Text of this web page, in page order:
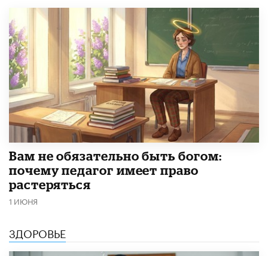
​Вам не обязательно быть богом:
почему педагог имеет право
растеряться
1 ИЮНЯ
ЗДОРОВЬЕ